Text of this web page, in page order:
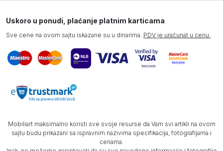
Uskoro u ponudi, plaćanje platnim karticama
Sve cene na ovom sajtu iskazane su u dinarima. PDV je uračunat u cenu.
Mobiliart maksimalno koristi sve svoje resurse da Vam svi artikli na ovom
sajtu budu prikazani sa ispravnim nazivima specifikacija, fotografijama i
cenama.